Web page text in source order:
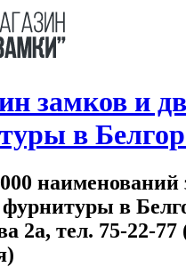
замков и
в
наименований
в
2а, тел. 75-22-77